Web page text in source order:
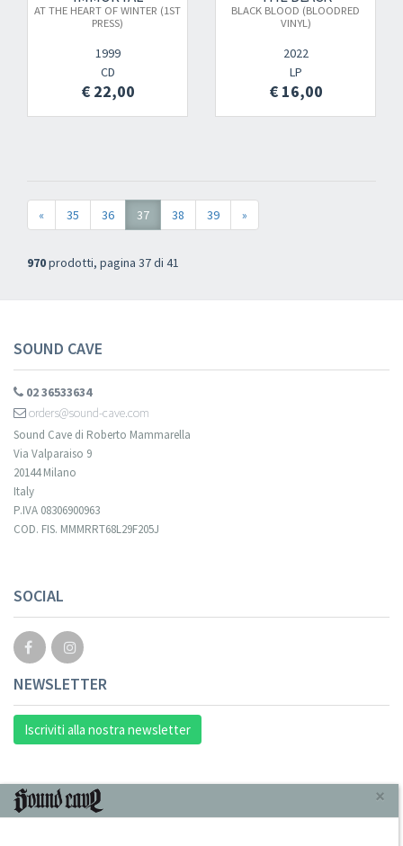
AT THE HEART OF WINTER (1ST
PRESS)
1999
CD
€ 22,00
BLACK BLOOD (BLOODRED
VINYL)
2022
LP
€ 16,00
« 35 36 37 38 39 »
970prodotti, pagina 37 di 41
SOUND CAVE
02 36533634
orders@sound-cave.com
Sound Cave di Roberto Mammarella
Via Valparaiso 9
20144 Milano
Italy
P.IVA 08306900963
COD. FIS. MMMRRT68L29F205J
SOCIAL
NEWSLETTER
Iscriviti alla nostra newsletter
INFORMAZIONI ×